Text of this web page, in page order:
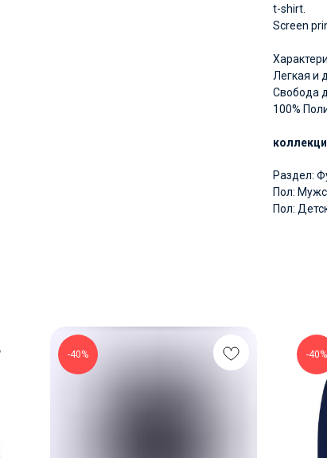
t-shirt.
Screen
Легкая и
Свобода
100%
Раздел:
Пол:
Пол:
-40% -40%